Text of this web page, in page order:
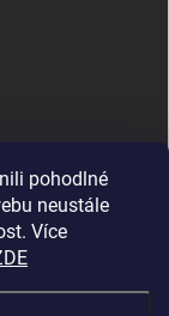
pohodlné
neustále
Více
REKLAMACE